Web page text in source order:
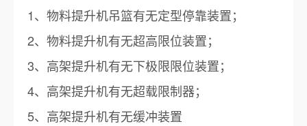
1、物料提升机吊篮有无定型停靠装置；
2、物料提升机有无超高限位装置；
3、高架提升机有无下极限限位装置；
4、高架提升机有无超载限制器；
5、高架提升机有无缓冲装置